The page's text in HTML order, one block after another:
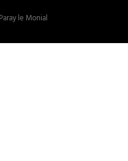
le Monial